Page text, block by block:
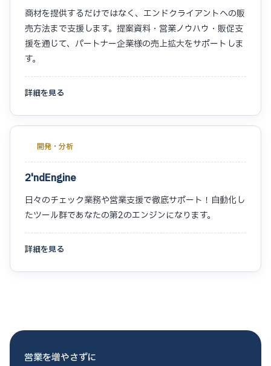
商材を提供するだけではなく、エンドクライアントへの販
売方法まで支援します。提案資料・営業ノウハウ・販促支
援を通じて、パートナー企業様の売上拡大をサポートしま
す。
詳細を見る
開発・分析
2'ndEngine
日々のチェック業務や営業支援で徹底サポート！自動化し
たツール群であなたの第2のエンジンになります。
詳細を見る
営業を増やさずに